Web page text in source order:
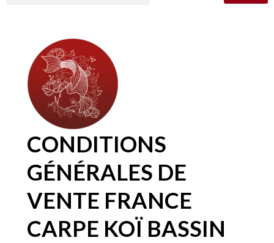
CONDITIONS
GÉNÉRALES DE
VENTE FRANCE
CARPE KOÏ BASSIN